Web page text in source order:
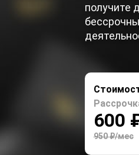
получите
600
950 ₽/мес